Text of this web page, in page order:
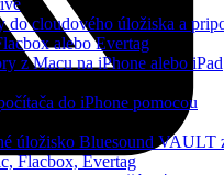
do cloudového úložiska a
alebo Evertag
z Macu na iPhone alebo iPad
do iPhone pomocou
úložisko Bluesound VAULT
Flacbox, Evertag